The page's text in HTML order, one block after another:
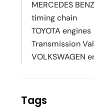
MERCEDES
timing chain
TOYOTA engines
Transmission
VOLKSWAGEN
Tags